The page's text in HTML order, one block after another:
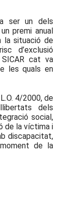
ser un dels
premi anual
la situació de
d’exclusió
SICAR cat va
les quals en
4/2000, de
dels
social,
de la víctima i
discapacitat,
de la